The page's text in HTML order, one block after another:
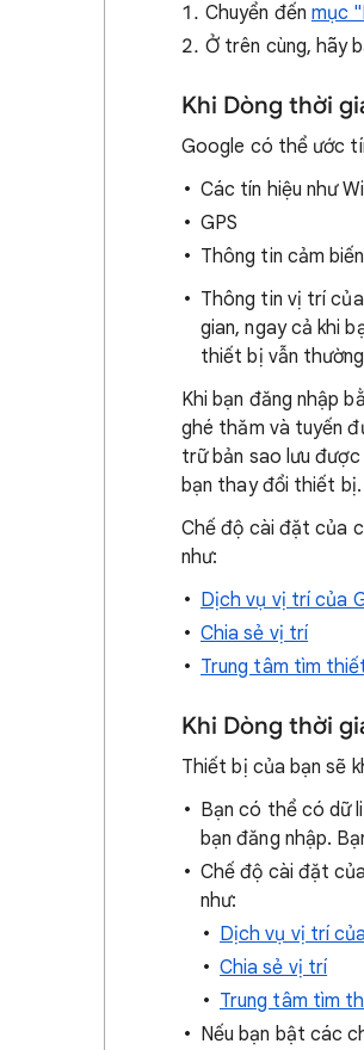
Chuyển đến mục
Ở trên cùng, hãy
Khi Dòng thời
Google có thể ước
Các tín hiệu như
GPS
Thông tin cảm biến
Thông tin vị trí
gian, ngay cả khi
thiết bị vẫn
Khi bạn đăng nhập
ghé thăm và tuyến
trữ bản sao lưu
bạn thay đổi thiết bị.
Chế độ cài đặt của
như:
Dịch vụ vị trí của
Chia sẻ vị trí
Trung tâm tìm
Khi Dòng thời
Thiết bị của bạn sẽ
Bạn có thể có dữ
bạn đăng nhập.
Chế độ cài đặt
như:
Dịch vụ vị trí
Chia sẻ vị trí
Trung tâm tìm
Nếu bạn bật các